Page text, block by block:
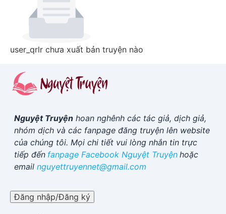
user_qrlr chưa xuất bản truyện nào
Nguyệt Truyện hoan nghênh các tác giả, dịch giả,
nhóm dịch và các fanpage đăng truyện lên website
của chúng tôi. Mọi chi tiết vui lòng nhắn tin trực
tiếp đến fanpage Facebook Nguyệt Truyện hoặc
email nguyettruyennet@gmail.com
Đăng nhập/Đăng ký